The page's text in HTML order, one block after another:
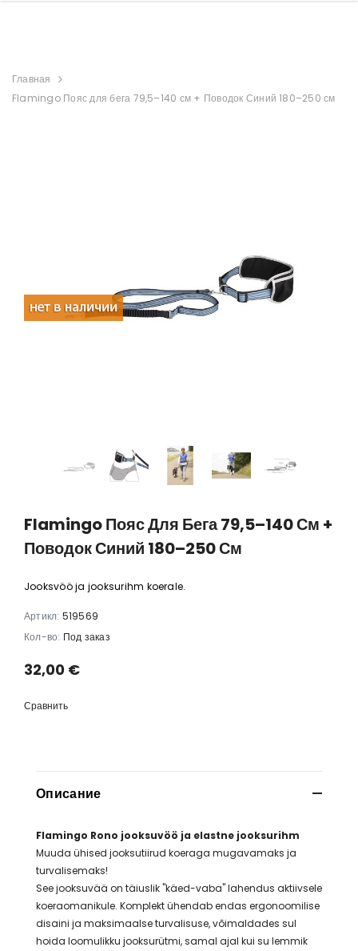
Главная
Flamingo Пояс для бега 79,5–140 см + Поводок Синий 180–250 см
Flamingo Пояс Для Бега 79,5–140 См +
Поводок Синий 180–250 См
Jooksvöö ja jooksurihm koerale.
Артикл: 519569
Кол-во: Под заказ
32,00 €
Сравнить
Описание
Flamingo Rono jooksuvöö ja elastne jooksurihm
Muuda ühised jooksutiirud koeraga mugavamaks ja
turvalisemaks!
See jooksuvää on täiuslik "käed-vaba" lahendus aktiivsele
koeraomanikule. Komplekt ühendab endas ergonoomilise
disaini ja maksimaalse turvalisuse, võimaldades sul
hoida loomulikku jooksurütmi, samal ajal kui su lemmik